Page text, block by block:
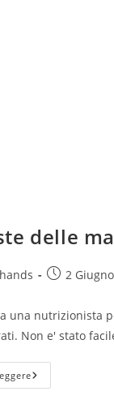
delle
Articolo
2
una nutrizionista
Non e' stato
Le
Risposte